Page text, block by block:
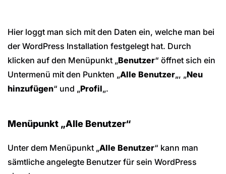
Hier loggt man sich mit den Daten ein, welche man bei
der WordPress Installation festgelegt hat. Durch
klicken auf den Menüpunkt „Benutzer“ öffnet sich ein
Untermenü mit den Punkten „Alle Benutzer„, „Neu
hinzufügen“ und „Profil„.
Menüpunkt „Alle Benutzer“
Unter dem Menüpunkt „Alle Benutzer“ kann man
sämtliche angelegte Benutzer für sein WordPress